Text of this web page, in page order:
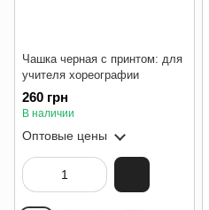
Чашка черная с принтом: для
учителя хореографии
260 грн
В наличии
Оптовые цены